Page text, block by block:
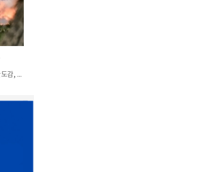
우주 탐사 기술 기업 스페이스X(SPCX)가 보호예수(락업) 해제에 따른 물량 부담 우려 완화와 실적 안도감, 신사업 호재에 힘입어 주가가 폭등했다.스페이스X는 7일(현지시각) 뉴욕 주식시장에서 전 거래일 대비 15.8...